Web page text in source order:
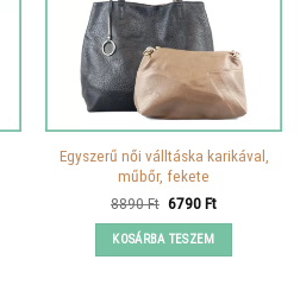
Egyszerű női válltáska karikával,
műbőr, fekete
8890Ft Original
was:
8890 Ft.
6790FtCurrent
KOSÁRBA TESZEM